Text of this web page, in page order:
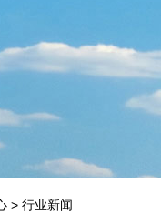
> 行业新闻